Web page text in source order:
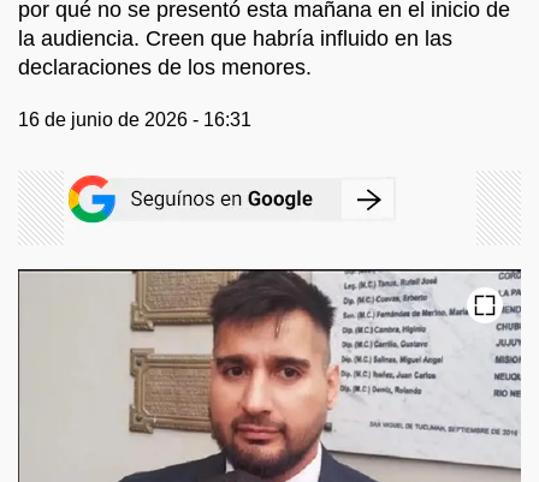
por qué no se presentó esta mañana en el inicio de
la audiencia. Creen que habría influido en las
declaraciones de los menores.
16 de junio de 2026 - 16:31